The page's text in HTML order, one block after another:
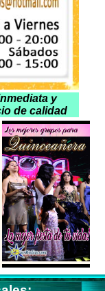
y
de calidad